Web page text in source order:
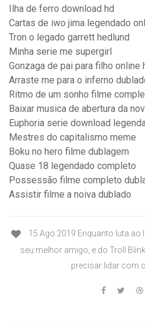
Ilha de ferro download hd
Cartas de iwo jima legendado
Tron o legado garrett hedlund
Minha serie me supergirl
Gonzaga de pai para filho online
Arraste me para o inferno
Ritmo de um sonho filme
Baixar musica de abertura da
Euphoria serie download
Mestres do capitalismo meme
Boku no hero filme dublagem
Quase 18 legendado completo
Possessão filme completo
Assistir filme a noiva dublado
15 Ago 2019 Enquanto luta ao
seu melhor amigo, e do Troll
precisar lidar com